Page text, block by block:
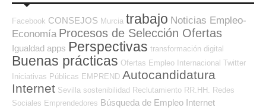
Facebook CONSEJOS Murcia trabajo Noticias Empleo-
Economía Procesos de Selección Ofertas
Igualdad apps Perspectivas transformación digital
Buenas prácticas Ofertas Empleo Internacional Twitter
Iniciativas Públicas EMPREND Autocandidatura
Internet Sevilla sostenibilidad Reclutamiento RR.HH. Redes
Sociales Emprendedores Búsqueda de Empleo Internet